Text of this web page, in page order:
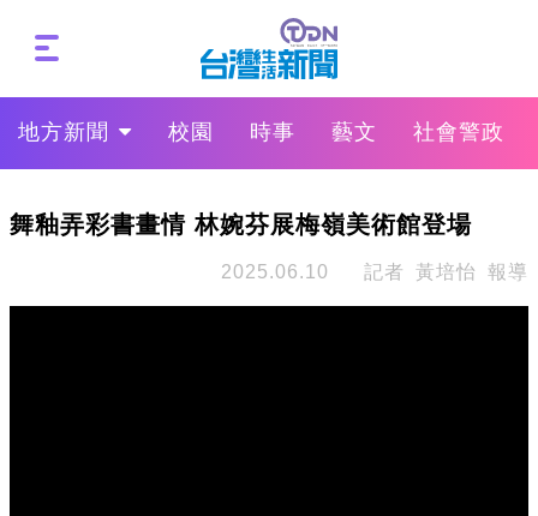
地方新聞 校園 時事 藝文 社會警政
舞釉弄彩書畫情 林婉芬展梅嶺美術館登場
2025.06.10 記者 黃培怡 報導